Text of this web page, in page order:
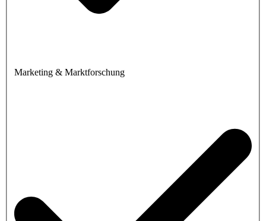
Marketing & Marktforschung